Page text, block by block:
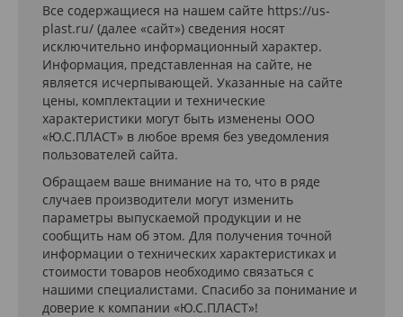
Все содержащиеся на нашем сайте https://us-
plast.ru/ (далее «сайт») сведения носят
исключительно информационный характер.
Информация, представленная на сайте, не
является исчерпывающей. Указанные на сайте
цены, комплектации и технические
характеристики могут быть изменены ООО
«Ю.С.ПЛАСТ» в любое время без уведомления
пользователей сайта.
Обращаем ваше внимание на то, что в ряде
случаев производители могут изменить
параметры выпускаемой продукции и не
сообщить нам об этом. Для получения точной
информации о технических характеристиках и
стоимости товаров необходимо связаться с
нашими специалистами. Спасибо за понимание и
доверие к компании «Ю.С.ПЛАСТ»!